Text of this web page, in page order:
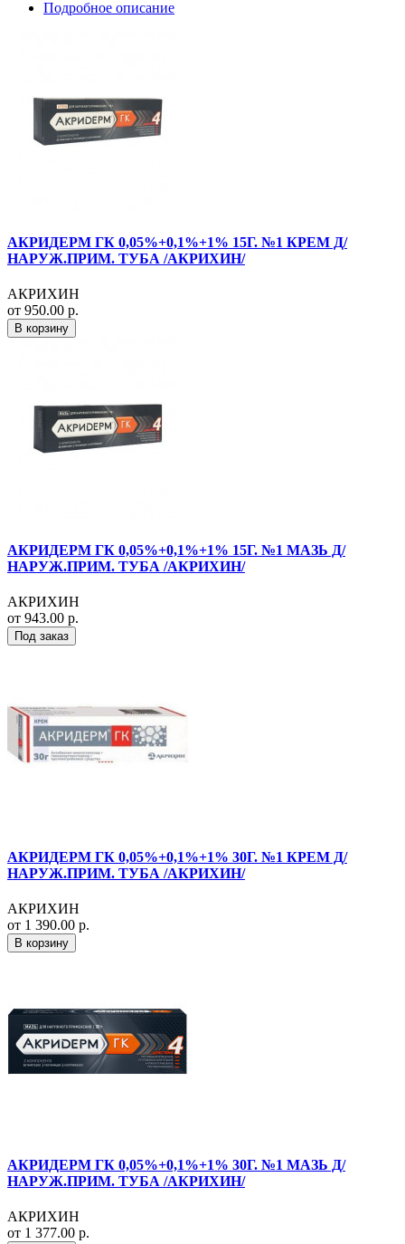
Подробное описание
АКРИДЕРМ ГК 0,05%+0,1%+1% 15Г. №1 КРЕМ Д/
НАРУЖ.ПРИМ. ТУБА /АКРИХИН/
АКРИХИН
от 950.00 р.
В корзину
АКРИДЕРМ ГК 0,05%+0,1%+1% 15Г. №1 МАЗЬ Д/
НАРУЖ.ПРИМ. ТУБА /АКРИХИН/
АКРИХИН
от 943.00 р.
Под заказ
АКРИДЕРМ ГК 0,05%+0,1%+1% 30Г. №1 КРЕМ Д/
НАРУЖ.ПРИМ. ТУБА /АКРИХИН/
АКРИХИН
от 1 390.00 р.
В корзину
АКРИДЕРМ ГК 0,05%+0,1%+1% 30Г. №1 МАЗЬ Д/
НАРУЖ.ПРИМ. ТУБА /АКРИХИН/
АКРИХИН
от 1 377.00 р.